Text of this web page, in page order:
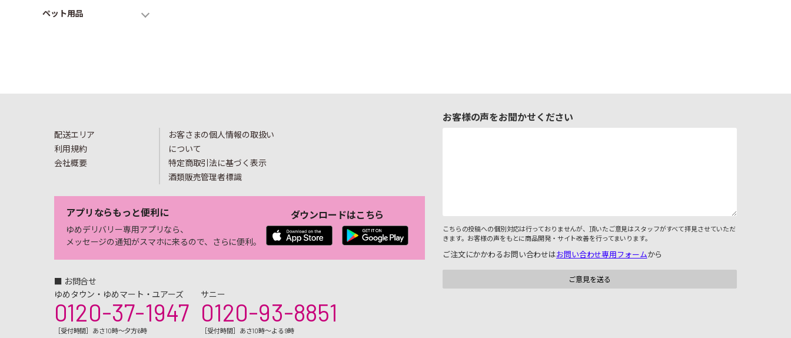
ペット用品
配送エリア
利用規約
会社概要
お客さまの個人情報の取扱い
について
特定商取引法に基づく表示
酒類販売管理者標識
アプリならもっと便利に
ゆめデリバリー専用アプリなら、
メッセージの通知がスマホに来るので、さらに便利。
ダウンロードはこちら
■ お問合せ
ゆめタウン・ゆめマート・ユアーズ
0120-37-1947
［受付時間］あさ10時～夕方6時
サニー
0120-93-8851
［受付時間］あさ10時～よる9時
お客様の声をお聞かせください
こちらの投稿への個別対応は行っておりませんが、頂いたご意見はスタッフがすべて拝見させていただ
きます。お客様の声をもとに商品開発・サイト改善を行ってまいります。
ご注文にかかわるお問い合わせはお問い合わせ専用フォームから